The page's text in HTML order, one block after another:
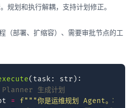
规划和执行解耦，支持计划修正。
（部署、扩缩容）、需要审批节点的工
( task : str ):
生成计划
= f"""你是运维规划 Agent。将以下